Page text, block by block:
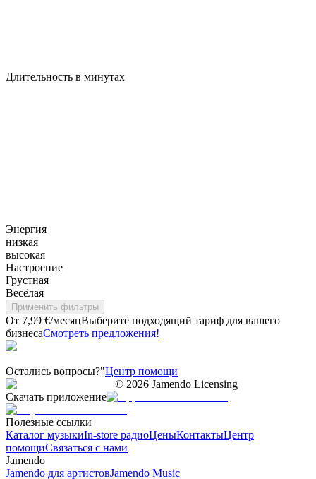
Длительность в минутах
Энергия
низкая
высокая
Настроение
Грустная
Весёлая
Применить фильтры
От 7,99 €/месяцВыберите подходящий тариф для вашего
бизнесаСмотреть предложения!
Остались вопросы?"Центр помощи
© 2026 Jamendo Licensing
Скачать приложение
Полезные ссылки
Каталог музыкиIn-store радиоЦеныКонтактыЦентр
помощиСвязаться с нами
Jamendo
Jamendo для артистовJamendo Music